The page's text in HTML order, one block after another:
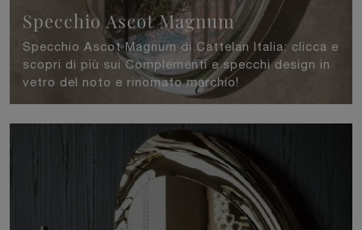
Specchio Ascot Magnum
Specchio Ascot Magnum di Cattelan Italia: clicca e
scopri di più sui Complementi e specchi design in
vetro del noto e rinomato marchio!